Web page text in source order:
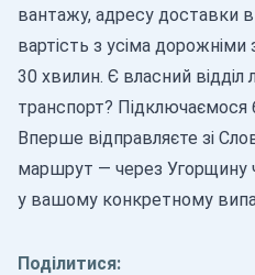
вантажу, адресу доставки
вартість з усіма
30 хвилин. Є власний відділ
транспорт? Підключаємося
Вперше відправляєте зі
маршрут — через Угорщину
у вашому конкретному
Поділитися: